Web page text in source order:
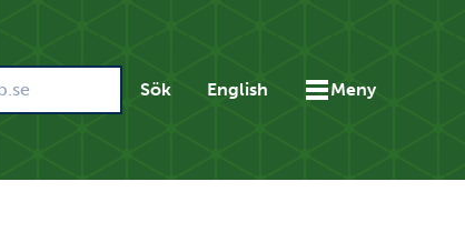
Sök English Meny